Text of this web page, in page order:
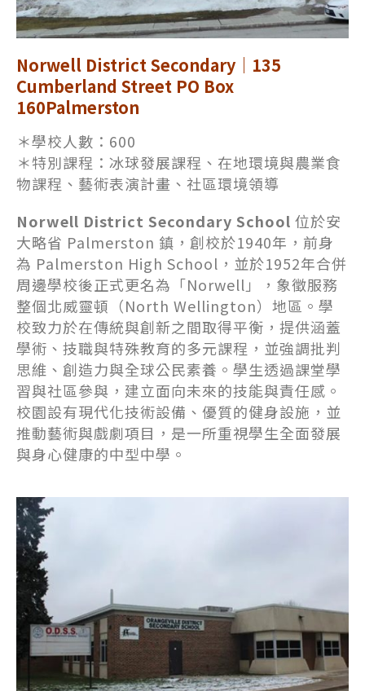
Norwell District Secondary｜135
Cumberland Street PO Box
160Palmerston
＊學校人數：600
＊特別課程：冰球發展課程、在地環境與農業食
物課程、藝術表演計畫、社區環境領導
Norwell District Secondary School 位於安
大略省 Palmerston 鎮，創校於1940年，前身
為 Palmerston High School，並於1952年合併
周邊學校後正式更名為「Norwell」，象徵服務
整個北威靈頓（North Wellington）地區。學
校致力於在傳統與創新之間取得平衡，提供涵蓋
學術、技職與特殊教育的多元課程，並強調批判
思維、創造力與全球公民素養。學生透過課堂學
習與社區參與，建立面向未來的技能與責任感。
校園設有現代化技術設備、優質的健身設施，並
推動藝術與戲劇項目，是一所重視學生全面發展
與身心健康的中型中學。